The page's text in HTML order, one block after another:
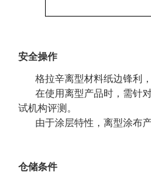
安全操作
格拉辛离型材料纸边锋利，
在使用离型产品时，需针对
试机构评测。
由于涂层特性，离型涂布产
仓储条件